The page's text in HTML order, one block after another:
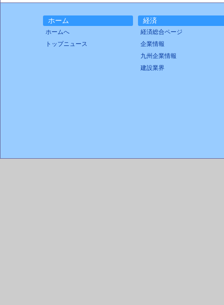
ホーム
ホームへ
トップニュース
経済
経済総合ページ
企業情報
九州企業情報
建設業界